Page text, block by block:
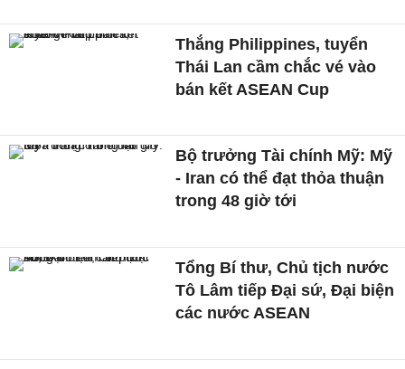
Thắng Philippines, tuyển
Thái Lan cầm chắc vé vào
bán kết ASEAN Cup
Bộ trưởng Tài chính Mỹ: Mỹ
- Iran có thể đạt thỏa thuận
trong 48 giờ tới
Tổng Bí thư, Chủ tịch nước
Tô Lâm tiếp Đại sứ, Đại biện
các nước ASEAN